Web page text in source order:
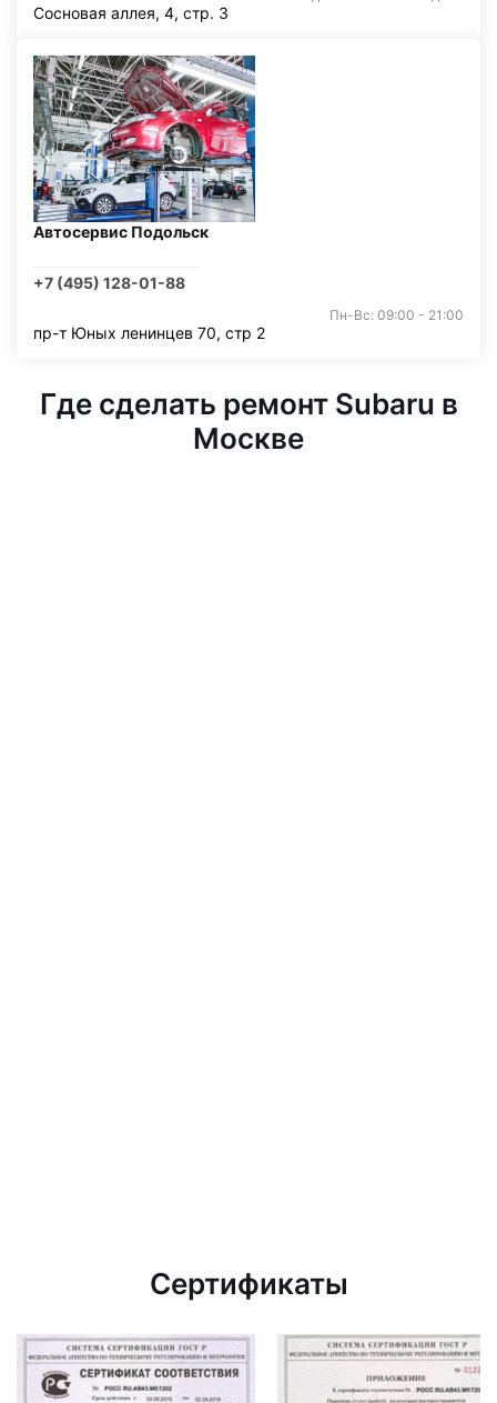
Сосновая аллея, 4, стр. 3
Автосервис Подольск
+7 (495) 128-01-88
Пн-Вс: 09:00 - 21:00
пр-т Юных ленинцев 70, стр 2
Где сделать ремонт Subaru в
Москве
Сертификаты